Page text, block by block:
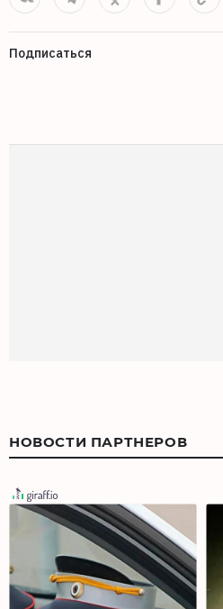
Подписаться
НОВОСТИ ПАРТНЕРОВ